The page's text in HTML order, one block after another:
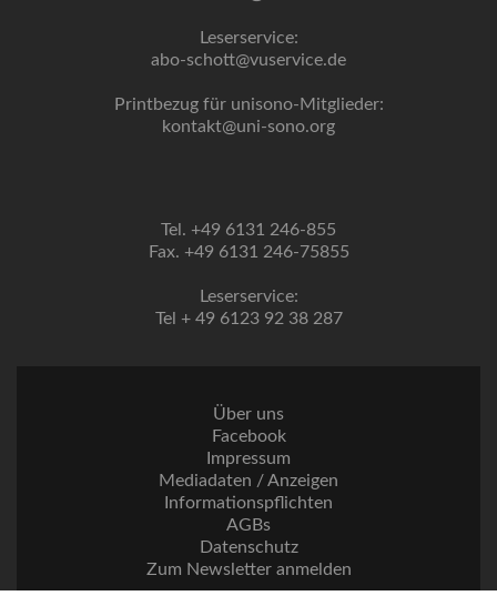
Leserservice:
abo-schott@vuservice.de
Printbezug für unisono-Mitglieder:
kontakt@uni-sono.org
Tel. +49 6131 246-855
Fax. +49 6131 246-75855
Leserservice:
Tel + 49 6123 92 38 287
Über uns
Facebook
Impressum
Mediadaten / Anzeigen
Informationspflichten
AGBs
Datenschutz
Zum Newsletter anmelden